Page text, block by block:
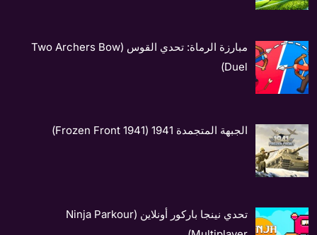
مبارزة الرماة: تحدي القوس (Two Archers Bow
Duel)
الجبهة المتجمدة 1941 (1941 Frozen Front)
تحدي نينجا باركور أونلاين (Ninja Parkour